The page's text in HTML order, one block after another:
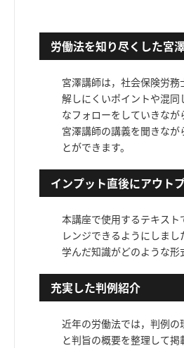
労働法を知り尽くした宮
宮澤講師は，社会保険労
解しにくいポイントや混
なフォローをしていきなが
宮澤講師の講義を聞きな
とができます。
インプット直後にアウト
本講座で使用するテキス
レンジできるようにしまし
学んだ知識がどのような形
充実した判例紹介
近年の労働法では，判例
と判旨の概要を整理して掲